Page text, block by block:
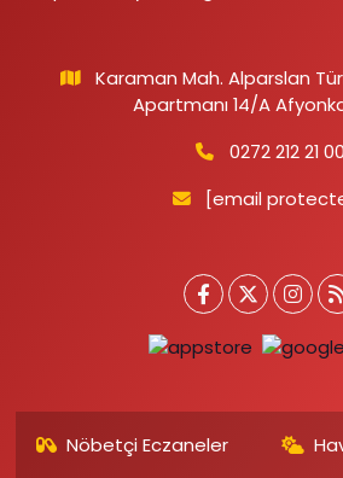
Karaman Mah. Alparslan
Apartmanı 14/A
0272 212 21 00
[email
Nöbetçi Eczaneler